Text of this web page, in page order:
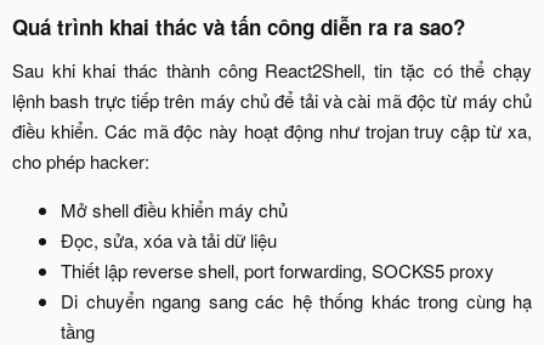
Quá trình khai thác và tấn công diễn ra ra sao?​
Sau khi khai thác thành công React2Shell, tin tặc có thể chạy
lệnh bash trực tiếp trên máy chủ để tải và cài mã độc từ máy chủ
điều khiển. Các mã độc này hoạt động như trojan truy cập từ xa,
cho phép hacker:​
Mở shell điều khiển máy chủ​
Đọc, sửa, xóa và tải dữ liệu​
Thiết lập reverse shell, port forwarding, SOCKS5 proxy​
Di chuyển ngang sang các hệ thống khác trong cùng hạ
tầng​